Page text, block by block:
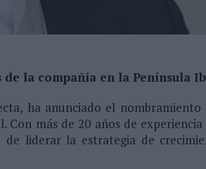
LA CREATIVIDAD DE LAS MARCAS
la compañía en la Península
ha anunciado el nombramiento
Con más de 20 años de
de liderar la estrategia de